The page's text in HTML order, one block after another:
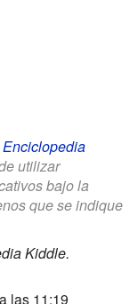
Enciclopedia
utilizar
bajo la
que se indique
Kiddle.
las 11:19